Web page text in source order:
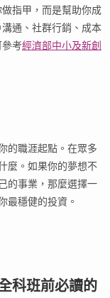
指甲，而是幫助你成
通、社群行銷、成本
考經濟部中小及新創
的職涯起點。在眾多
麼。如果你的夢想不
的事業，那麼選擇一
最穩健的投資。
科班前必讀的